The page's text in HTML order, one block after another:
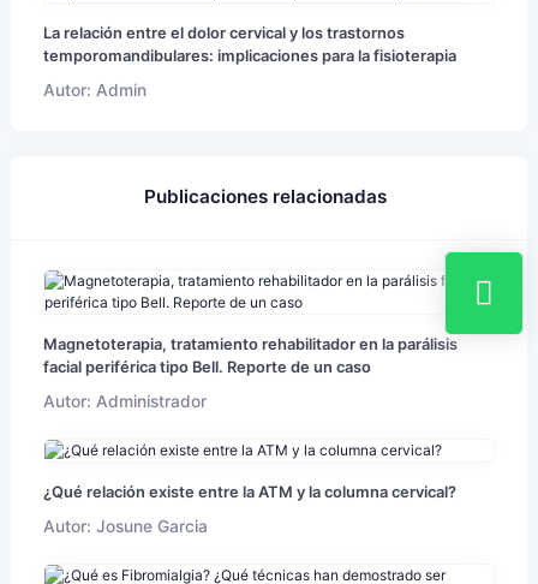
La relación entre el dolor cervical y los trastornos
temporomandibulares: implicaciones para la fisioterapia
Autor: Admin
Publicaciones relacionadas
Magnetoterapia, tratamiento rehabilitador en la parálisis
facial periférica tipo Bell. Reporte de un caso
Autor: Administrador
¿Qué relación existe entre la ATM y la columna cervical?
Autor: Josune Garcia